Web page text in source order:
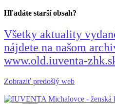
Hľadáte starší obsah?
Všetky aktuality
nájdete na našom
www.old.iuventa-
Zobraziť predošlý web